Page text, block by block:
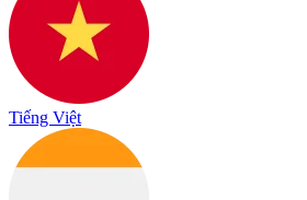
Tiếng Việt